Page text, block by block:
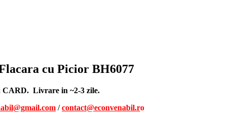
cu Picior BH6077
CARD. Livrare in ~2-3 zile.
/contact@econvenabil.ro